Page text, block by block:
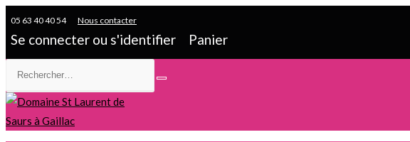
05 63 40 40 54 Nous contacter
Se connecter ou s'identifier Panier